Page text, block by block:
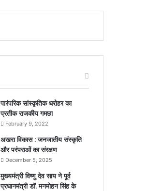
​​​​​​​पारंपरिक सांस्कृतिक धरोहर का
प्रतीक राजकीय गमछा
February 9, 2022
अखरा विकास : जनजातीय संस्कृति
और परंपराओं का संरक्षण
December 5, 2025
मुख्यमंत्री विष्णु देव साय ने पूर्व
प्रधानमंत्री डॉ. मनमोहन सिंह के